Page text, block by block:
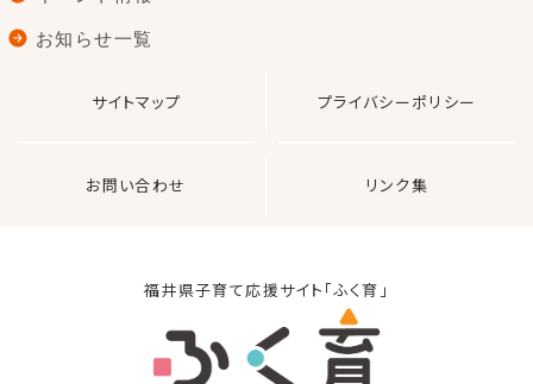
お知らせ一覧
サイトマップ プライバシーポリシー
お問い合わせ リンク集
福井県子育て応援サイト「ふく育」